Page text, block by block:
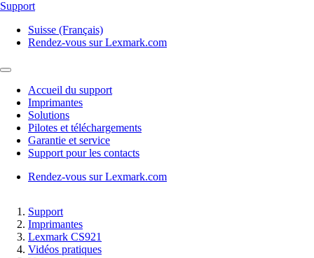
Support
Suisse (Français)
Rendez-vous sur Lexmark.com
Accueil du support
Imprimantes
Solutions
Pilotes et téléchargements
Garantie et service
Support pour les contacts
Rendez-vous sur Lexmark.com
Support
Imprimantes
Lexmark CS921
Vidéos pratiques